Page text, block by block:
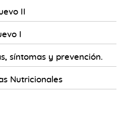
II
I
síntomas y prevención.
Nutricionales